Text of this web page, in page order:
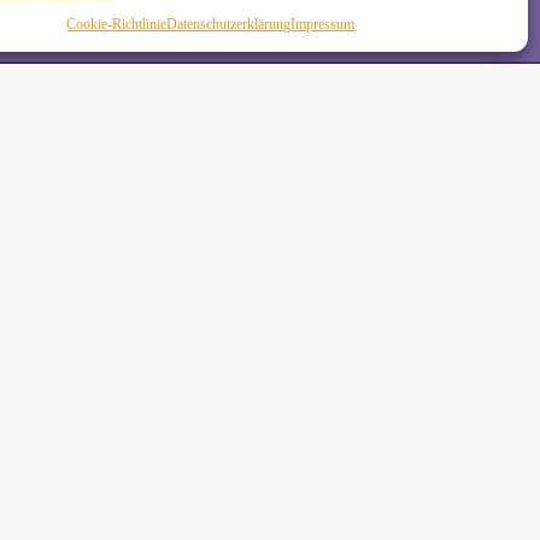
Cookie-RichtlinieDaten­schutz­erklä­rungImpressum